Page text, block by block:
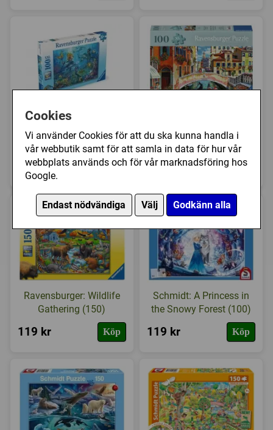
Cookies
Vi använder Cookies för att du ska kunna handla i
vår webbutik samt för att samla in data för hur vår
webbplats används och för vår marknadsföring hos
Google.
Endast nödvändiga Välj Godkänn alla
Ravensburger:
Underwater Adventure
(100)
119 kr Köp
(100)
119 kr Köp
Ravensburger: Wildlife
Gathering (150)
119 kr Köp
Schmidt: A Princess in
the Snowy Forest (100)
119 kr Köp